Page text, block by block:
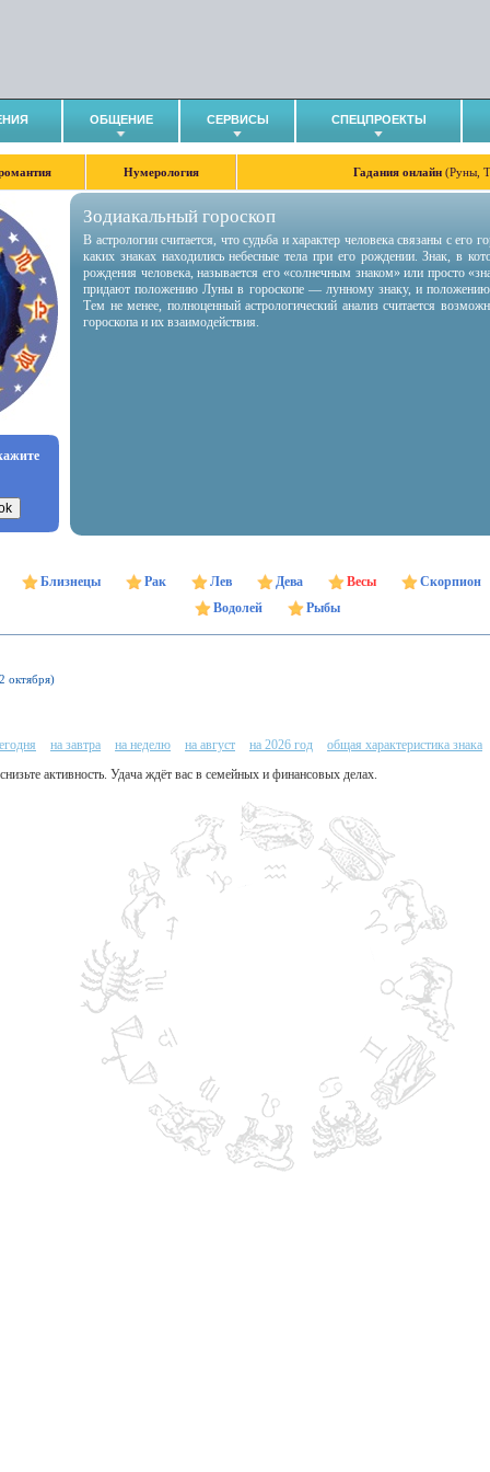
ОБЩЕНИЕ СЕРВИСЫ СПЕЦПРОЕКТЫ
Нумерология Гадания онлайн (Руны,
Зодиакальный гороскоп
В астрологии считается, что судьба и характер человека связаны с его
каких знаках находились небесные тела при его рождении. Знак, в
рождения человека, называется его «солнечным знаком» или просто
придают положению Луны в гороскопе — лунному знаку, и
Тем не менее, полноценный астрологический анализ считается
гороскопа и их взаимодействия.
Близнецы Рак Лев Дева Весы
Скорпион
Водолей
Рыбы
октября)
на завтра на неделю на август на 2026 год
общая характеристика знака
активность. Удача ждёт вас в семейных и финансовых делах.